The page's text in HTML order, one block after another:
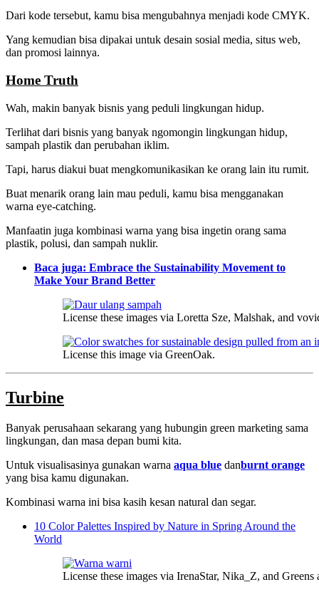
Dari kode tersebut, kamu bisa mengubahnya menjadi kode CMYK.
Yang kemudian bisa dipakai untuk desain sosial media, situs web,
dan promosi lainnya.
Home Truth
Wah, makin banyak bisnis yang peduli lingkungan hidup.
Terlihat dari bisnis yang banyak ngomongin lingkungan hidup,
sampah plastik dan perubahan iklim.
Tapi, harus diakui buat mengkomunikasikan ke orang lain itu rumit.
Buat menarik orang lain mau peduli, kamu bisa mengganakan
warna eye-catching.
Manfaatin juga kombinasi warna yang bisa ingetin orang sama
plastik, polusi, dan sampah nuklir.
Baca juga: Embrace the Sustainability Movement to
Make Your Brand Better
License these images via Loretta Sze, Malshak, and
License this image via GreenOak.
Turbine
Banyak perusahaan sekarang yang hubungin green marketing sama
lingkungan, dan masa depan bumi kita.
Untuk visualisasinya gunakan warna aqua blue danburnt orange
yang bisa kamu digunakan.
Kombinasi warna ini bisa kasih kesan natural dan segar.
10 Color Palettes Inspired by Nature in Spring Around the
World
License these images via IrenaStar, Nika_Z, and Greens